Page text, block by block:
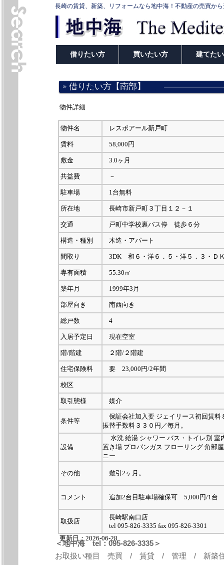
長崎の賃貸、新築、リフォームなら地中海！不動産の売買か
借りたい方 買いたい方 建てた
借りたい方【南部】
物件詳細
物件名 レスポアール新戸町
賃料 58,000円
敷金 3.0ヶ月
共益費 －
駐車場 1台無料
所在地 長崎市新戸町３丁目１２－１
交通 戸町中学校裏バス停 徒歩６分
構造・種別 木造・アパート
間取り 3DK 和６・洋６．５・洋５．３・Ｄ
専有面積 55.30㎡
築年月 1999年3月
部屋向き 南西向き
総戸数 4
入居予定日 現在空室
階/階建 ２階/２階建
住宅保険料 要 23,000円/2年間
校区
取引態様 媒介
条件等
保証会社加入要 ジェイリース初回賃料
振替手数料３３０円／毎月。
設備
水洗 給湯 シャワー バス・トイレ別 室
置き場 プロパンガス フローリング 角部
ニー
その他 敷引2ヶ月。
コメント 追加2台目駐車場確保可 5,000円/1台
取扱店
長崎駅南口店
tel 095-826-3335 fax 095-826-3301
更新日：2026-06-28
＜地中海 tel：095-826-3335＞
お取扱い種目 売買 / 賃貸 / 管理 / 新築